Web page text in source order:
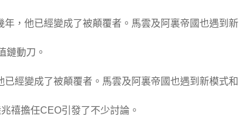
，他已經變成了被顛覆者。馬雲及阿裏帝國也遇到新
鏈動刀。
經變成了被顛覆者。馬雲及阿裏帝國也遇到新模式和
禧擔任CEO引發了不少討論。